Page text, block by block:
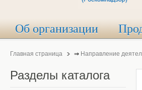
Об организации
Главная страница ⇒ Направление
Разделы каталога